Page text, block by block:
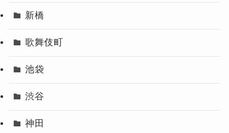
新橋
歌舞伎町
池袋
渋谷
神田